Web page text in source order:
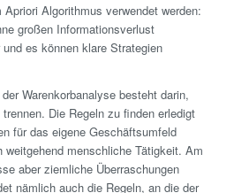
Algorithmus verwendet werden:
großen Informationsverlust
es können klare Strategien
Warenkorbanalyse besteht darin,
Die Regeln zu finden erledigt
für das eigene Geschäftsumfeld
weitgehend menschliche Tätigkeit. Am
aber ziemliche Überraschungen
nämlich auch die Regeln, an die der